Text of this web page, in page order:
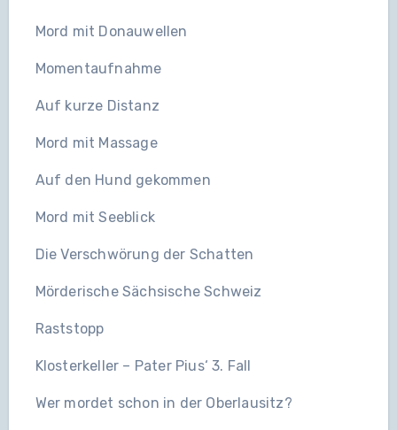
Mord mit Donauwellen
Momentaufnahme
Auf kurze Distanz
Mord mit Massage
Auf den Hund gekommen
Mord mit Seeblick
Die Verschwörung der Schatten
Mörderische Sächsische Schweiz
Raststopp
Klosterkeller – Pater Pius‘ 3. Fall
Wer mordet schon in der Oberlausitz?